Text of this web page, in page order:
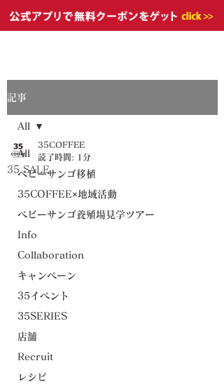
記事
All
ベビーサンゴ移植
35COFFEE×地域活動
ベビーサンゴ養殖場見学ツアー
Info
Collaboration
キャンペーン
35イベント
35SERIES
店舗
Recruit
レシピ
All
35 SALE
35COFFEE
読了時間: 1分